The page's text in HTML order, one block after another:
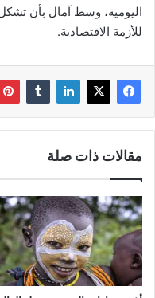
اليومية، وسط آمال بأن
للأزمة الاقتصادية.
مقالات ذات صلة